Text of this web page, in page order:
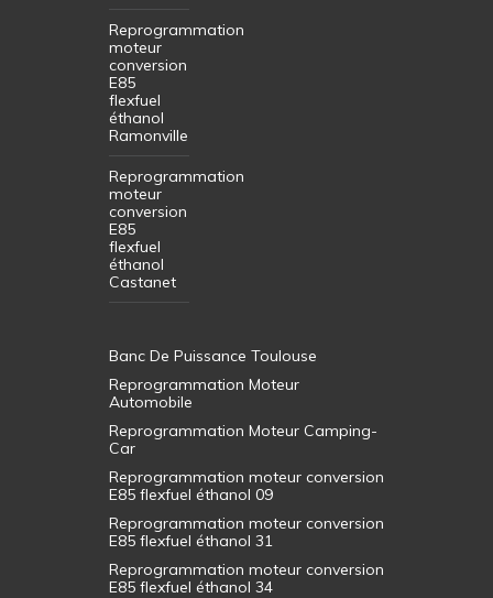
Reprogrammation
moteur
conversion
E85
flexfuel
éthanol
Ramonville
Reprogrammation
moteur
conversion
E85
flexfuel
éthanol
Castanet
Banc De Puissance Toulouse
Reprogrammation Moteur
Automobile
Reprogrammation Moteur Camping-
Car
Reprogrammation moteur conversion
E85 flexfuel éthanol 09
Reprogrammation moteur conversion
E85 flexfuel éthanol 31
Reprogrammation moteur conversion
E85 flexfuel éthanol 34